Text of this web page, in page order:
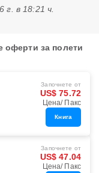
г. в 18:21 ч.
оферти за полети
Започнете от
US$ 75.72
Цена/ Пакс
Книга
Започнете от
US$ 47.04
Цена/ Пакс